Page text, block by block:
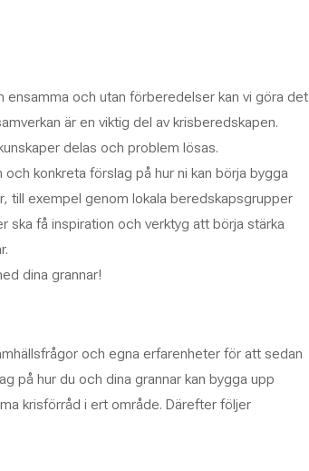
ensamma och utan förberedelser kan vi göra det
är en viktig del av krisberedskapen.
delas och problem lösas.
konkreta förslag på hur ni kan börja bygga
till exempel genom lokala beredskapsgrupper
ska få inspiration och verktyg att börja stärka
dina grannar!
och egna erfarenheter för att sedan
på hur du och dina grannar kan bygga upp
krisförråd i ert område. Därefter följer